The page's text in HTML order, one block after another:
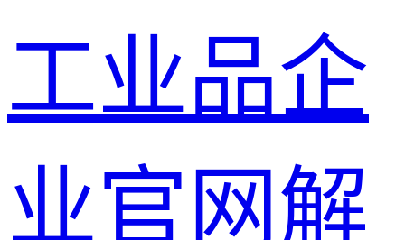
工业品企
业官网解